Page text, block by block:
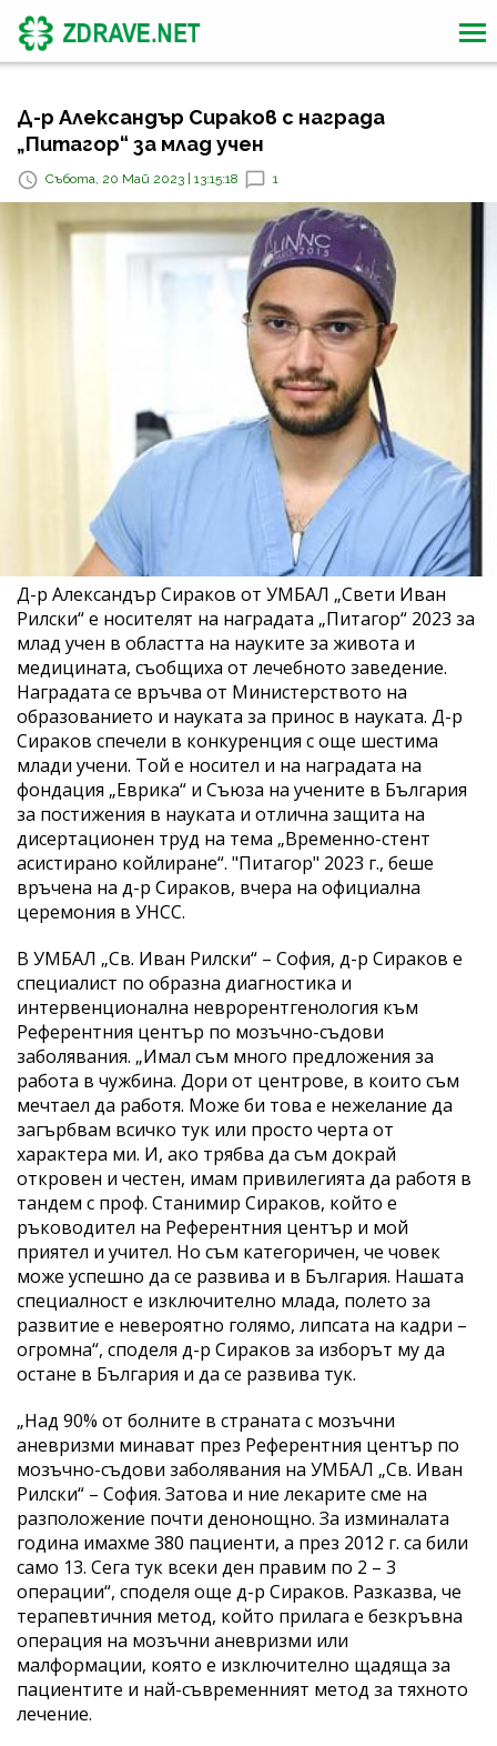
Д-р Александър Сираков с награда
„Питагор“ за млад учен
Събота, 20 Май 2023 | 13:15:18 1
Д-р Александър Сираков от УМБАЛ „Свети Иван
Рилски“ е носителят на наградата „Питагор“ 2023 за
млад учен в областта на науките за живота и
медицината, съобщиха от лечебното заведение.
Наградата се връчва от Министерството на
образованието и науката за принос в науката. Д-р
Сираков спечели в конкуренция с още шестима
млади учени. Той е носител и на наградата на
фондация „Еврика“ и Съюза на учените в България
за постижения в науката и отлична защита на
дисертационен труд на тема „Временно-стент
асистирано койлиране“. "Питагор" 2023 г., беше
връчена на д-р Сираков, вчера на официална
церемония в УНСС.
В УМБАЛ „Св. Иван Рилски“ – София, д-р Сираков е
специалист по образна диагностика и
интервенционална неврорентгенология към
Референтния център по мозъчно-съдови
заболявания. „Имал съм много предложения за
работа в чужбина. Дори от центрове, в които съм
мечтаел да работя. Може би това е нежелание да
загърбвам всичко тук или просто черта от
характера ми. И, ако трябва да съм докрай
откровен и честен, имам привилегията да работя в
тандем с проф. Станимир Сираков, който е
ръководител на Референтния център и мой
приятел и учител. Но съм категоричен, че човек
може успешно да се развива и в България. Нашата
специалност е изключително млада, полето за
развитие е невероятно голямо, липсата на кадри –
огромна“, споделя д-р Сираков за изборът му да
остане в България и да се развива тук.
„Над 90% от болните в страната с мозъчни
аневризми минават през Референтния център по
мозъчно-съдови заболявания на УМБАЛ „Св. Иван
Рилски“ – София. Затова и ние лекарите сме на
разположение почти денонощно. За изминалата
година имахме 380 пациенти, а през 2012 г. са били
само 13. Сега тук всеки ден правим по 2 – 3
операции“, споделя още д-р Сираков. Разказва, че
терапевтичния метод, който прилага е безкръвна
операция на мозъчни аневризми или
малформации, която е изключително щадяща за
пациентите и най-съвременният метод за тяхното
лечение.